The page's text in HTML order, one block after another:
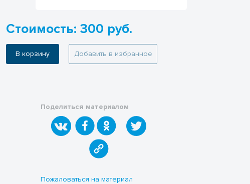
Стоимость: 300 руб.
В корзину Добавить в избранное
Поделиться материалом
Пожаловаться на материал